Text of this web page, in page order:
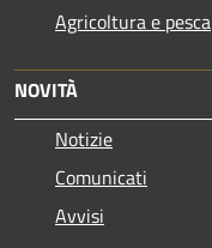
Agricoltura e pesca
NOVITÀ
Notizie
Comunicati
Avvisi